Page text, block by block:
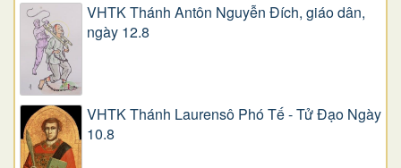
VHTK Thánh Antôn Nguyễn Ðích, giáo dân,
ngày 12.8
VHTK Thánh Laurensô Phó Tế - Tử Đạo Ngày
10.8